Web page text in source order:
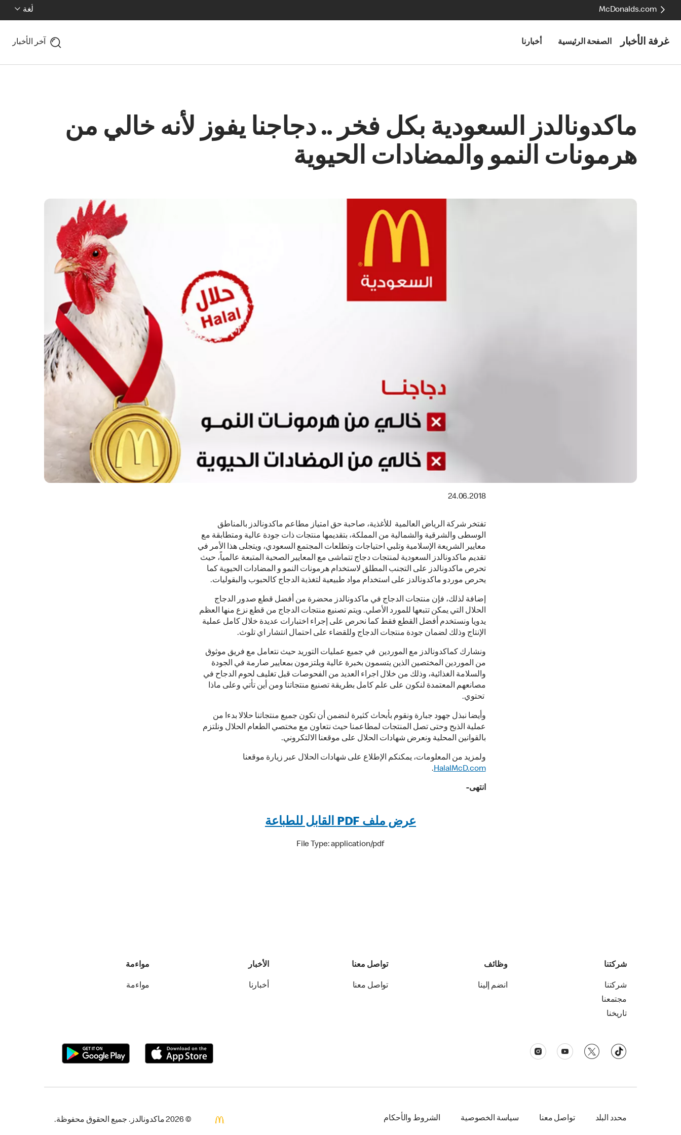
McDonalds.com لُغة
غرفة الأخبار الصفحة الرئيسية أخبارنا آخر الأخبار
ماكدونالدز السعودية بكل فخر .. دجاجنا يفوز لأنه خالي من
هرمونات النمو والمضادات الحيوية
24.06.2018
تفتخر شركة الرياض العالمية للأغذية، صاحبة حق امتياز مطاعم ماكدونالدز بالمناطق
الوسطى والشرقية والشمالية من المملكة، بتقديمها منتجات ذات جودة عالية ومتطابقة مع
معايير الشريعة الإسلامية وتلبي احتياجات وتطلعات المجتمع السعودي، ويتجلى هذا الأمر في
تقديم ماكدونالدز السعودية لمنتجات دجاج تتماشى مع المعايير الصحية المتبعة عالمياً، حيث
تحرص ماكدونالدز على التجنب المطلق لاستخدام هرمونات النمو و المضادات الحيوية كما
يحرص موردو ماكدونالدز على استخدام مواد طبيعية لتغذية الدجاج كالحبوب والبقوليات.
إضافة لذلك، فإن منتجات الدجاج في ماكدونالدز محضرة من أفضل قطع صدور الدجاج
الحلال التي يمكن تتبعها للمورد الأصلي. ويتم تصنيع منتجات الدجاج من قطع نزع منها العظم
يدويا ونستخدم أفضل القطع فقط كما نحرص على إجراء اختبارات عديدة خلال كامل عملية
الإنتاج وذلك لضمان جودة منتجات الدجاج وللقضاء على احتمال انتشار اي تلوث.
ونشارك كماكدونالدز مع الموردين في جميع عمليات التوريد حيث نتعامل مع فريق موثوق
من الموردين المختصين الذين يتسمون بخبرة عالية ويلتزمون بمعايير صارمة في الجودة
والسلامة الغذائية، وذلك من خلال اجراء العديد من الفحوصات قبل تغليف لحوم الدجاح في
مصانعهم المعتمدة لنكون على علم كامل بطريقة تصنيع منتجاتنا ومن أين تأتي وعلى ماذا
تحتوي.
وأيضا نبذل جهود جبارة ونقوم بأبحاث كثيرة لنضمن أن تكون جميع منتجاتنا حلالا بدءا من
عملية الذبح وحتى تصل المنتجات لمطاعمنا حيث نتعاون مع مختصي الطعام الحلال ونلتزم
بالقوانين المحلية ونعرض شهادات الحلال على موقعنا الالتكروني.
ولمزيد من المعلومات، يمكنكم الإطلاع على شهادات الحلال عبر زيارة موقعنا
HalalMcD.com
.
انتهى-
عرض ملف PDF القابل للطباعة
File Type: application/pdf
شركتنا
شركتنا
مجتمعنا
تاريخنا
وظائف
انضم إلينا
تواصل معنا
تواصل معنا
الأخبار
أخبارنا
مواءمة
مواءمة
محدد البلد تواصل معنا سياسة الخصوصية الشروط والأحكام © 2026 ماكدونالدز. جميع الحقوق محفوظة.